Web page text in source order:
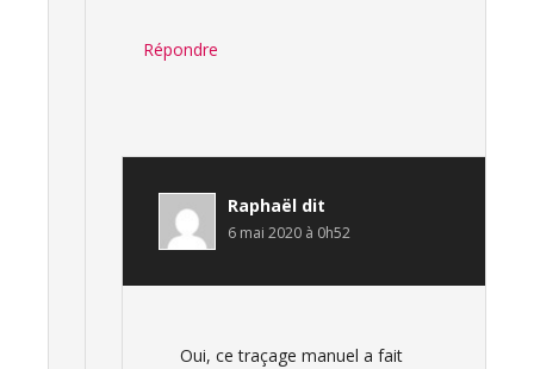
Répondre
Raphaël dit
6 mai 2020 à 0h52
Oui, ce traçage manuel a fait